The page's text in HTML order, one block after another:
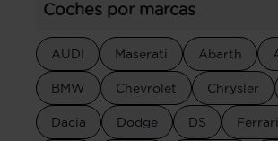
Coches por marcas
AUDI Maserati Abarth
BMW Chevrolet Chrysler
Dacia Dodge DS Ferrari